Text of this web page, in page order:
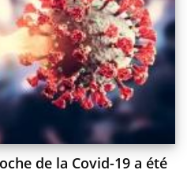
de la Covid-19 a été